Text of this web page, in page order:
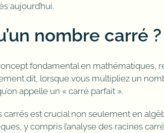
aujourd’hui.
nombre carré ?
fondamental en mathématiques,
dit, lorsque vous multipliez un
appelle un « carré parfait ».
est crucial non seulement en
y compris l’analyse des racines